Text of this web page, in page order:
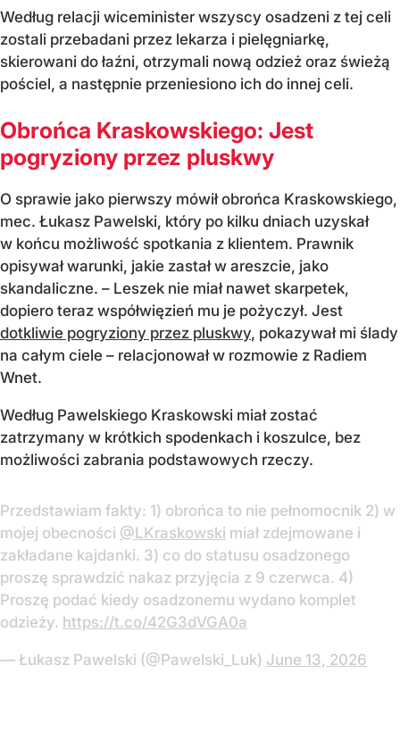
Według relacji wiceminister wszyscy osadzeni z tej celi
zostali przebadani przez lekarza i pielęgniarkę,
skierowani do łaźni, otrzymali nową odzież oraz świeżą
pościel, a następnie przeniesiono ich do innej celi.
Obrońca Kraskowskiego: Jest
pogryziony przez pluskwy
O sprawie jako pierwszy mówił obrońca Kraskowskiego,
mec. Łukasz Pawelski, który po kilku dniach uzyskał
w końcu możliwość spotkania z klientem. Prawnik
opisywał warunki, jakie zastał w areszcie, jako
skandaliczne. – Leszek nie miał nawet skarpetek,
dopiero teraz współwięzień mu je pożyczył. Jest
dotkliwie pogryziony przez pluskwy, pokazywał mi ślady
na całym ciele – relacjonował w rozmowie z Radiem
Wnet.
Według Pawelskiego Kraskowski miał zostać
zatrzymany w krótkich spodenkach i koszulce, bez
możliwości zabrania podstawowych rzeczy.
Przedstawiam fakty: 1) obrońca to nie pełnomocnik 2) w
mojej obecności @LKraskowski miał zdejmowane i
zakładane kajdanki. 3) co do statusu osadzonego
proszę sprawdzić nakaz przyjęcia z 9 czerwca. 4)
Proszę podać kiedy osadzonemu wydano komplet
odzieży. https://t.co/42G3dVGA0a
— Łukasz Pawelski (@Pawelski_Luk) June 13, 2026